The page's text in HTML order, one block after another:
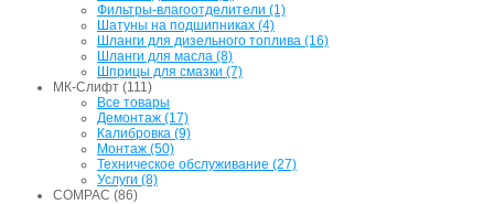
Фильтры-влагоотделители (1)
Шатуны на подшипниках (4)
Шланги для дизельного топлива (16)
Шланги для масла (8)
Шприцы для смазки (7)
МК-Слифт (111)
Все товары
Демонтаж (17)
Калибровка (9)
Монтаж (50)
Техническое обслуживание (27)
Услуги (8)
COMPAC (86)